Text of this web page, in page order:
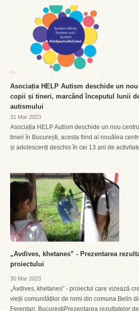
Asociația HELP Autism deschide un
copii și tineri, marcând începutul lunii
autismului
31 Mar 2023
Asociația HELP Autism deschide un nou
tineri în București, acesta fiind al nouălea
și adolescenți deschis în cei 13 ani de
„Avdives, khetanes” - Prezentarea
proiectului
30 Mar 2023
„Avdives, khetanes” - proiectul care vizează
vieții comunităților de romi din comuna Belin
Ferentari, BucureștiPrezentarea rezultatelor